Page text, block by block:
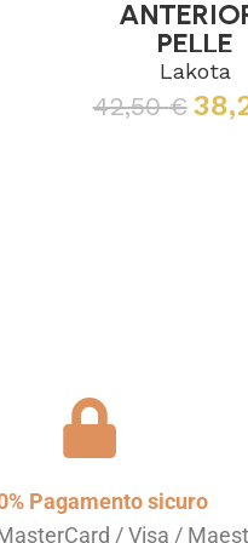
PELLE
Lakota
42,50€
Pagamento sicuro
/ Visa /